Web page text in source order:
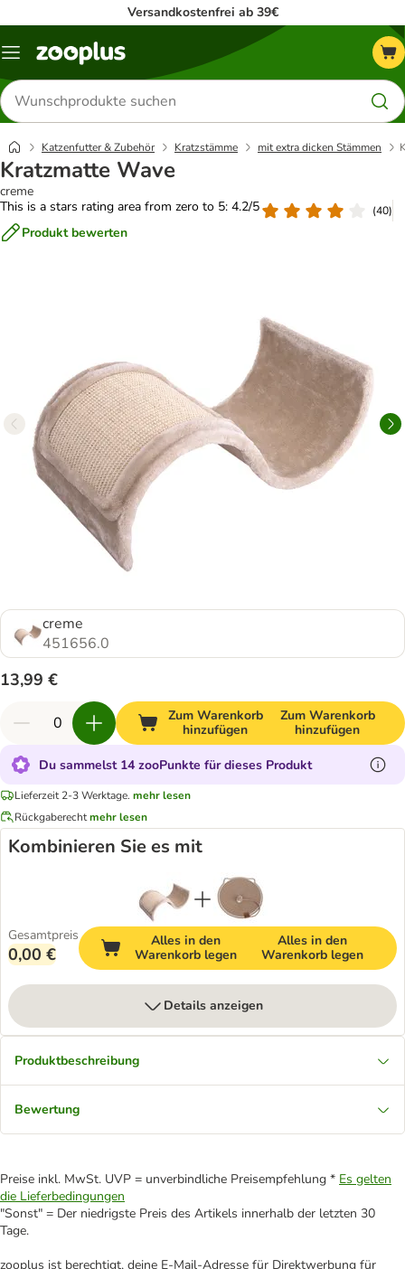
Versandkostenfrei ab 39€
Menü
Produkte
suchen
Katzenfutter & Zubehör Kratzstämme mit extra dicken Stämmen
Kratzmatte Wave
creme
This is a stars rating area from zero to 5: 4.2/5
(40)
Produkt bewerten
creme
451656.0
13,99 €
Zum Warenkorb
hinzufügen
Zum Warenkorb
hinzufügen
Du sammelst 14 zooPunkte für dieses Produkt
Lieferzeit 2-3 Werktage. mehr lesen
Rückgaberechtmehr lesen
Kombinieren Sie es mit
Gesamtpreis
0,00 €
Alles in den
Warenkorb legen
Alles in den
Warenkorb legen
Details anzeigen
Produktbeschreibung
Bewertung
Preise inkl. MwSt. UVP = unverbindliche Preisempfehlung * Es gelten
die Lieferbedingungen
"Sonst" = Der niedrigste Preis des Artikels innerhalb der letzten 30
Tage.
zooplus ist berechtigt, deine E-Mail-Adresse für Direktwerbung für